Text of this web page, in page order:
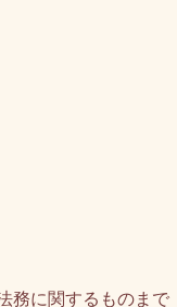
務に関するものまで